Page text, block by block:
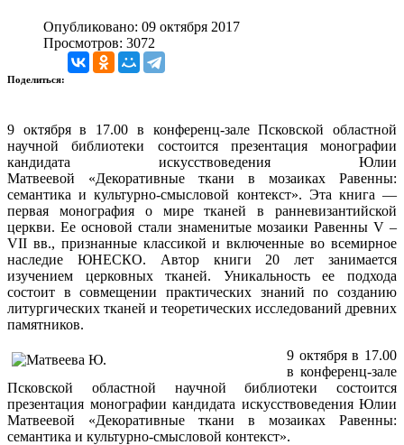
Опубликовано: 09 октября 2017
Просмотров: 3072
Поделиться:
9 октября в 17.00 в конференц-зале Псковской областной
научной библиотеки состоится презентация монографии
кандидата искусствоведения Юлии
Матвеевой «Декоративные ткани в мозаиках Равенны:
семантика и культурно-смысловой контекст». Эта книга —
первая монография о мире тканей в ранневизантийской
церкви. Ее основой стали знаменитые мозаики Равенны V –
VII вв., признанные классикой и включенные во всемирное
наследие ЮНЕСКО. Автор книги 20 лет занимается
изучением церковных тканей. Уникальность ее подхода
состоит в совмещении практических знаний по созданию
литургических тканей и теоретических исследований древних
памятников.
9 октября в 17.00
в конференц-зале
Псковской областной научной библиотеки состоится
презентация монографии кандидата искусствоведенияЮлии
Матвеевой «Декоративные ткани в мозаиках Равенны:
семантика и культурно-смысловой контекст».